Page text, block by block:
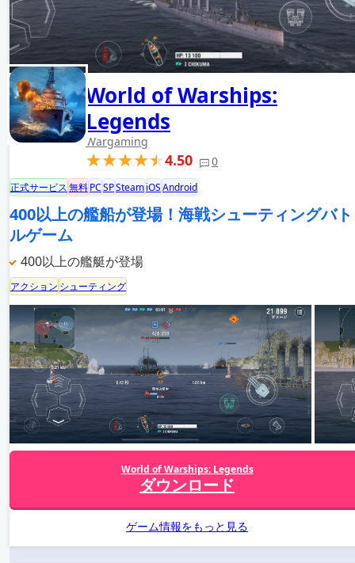
World of Warships:
Legends
Wargaming
4.50 0
正式サービス無料PCSPSteamiOSAndroid
400以上の艦船が登場！海戦シューティングバト
ルゲーム
400以上の艦艇が登場
アクション シューティング
World of Warships: Legends
ダウンロード
ゲーム情報をもっと見る